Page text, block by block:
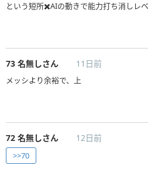
という短所✖️AIの動きで能力打ち消しレ
73 名無しさん 11日前
メッシより余裕で、上
72 名無しさん 12日前
>>70